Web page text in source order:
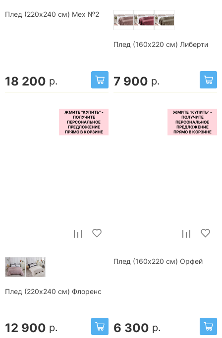
Плед (220x240 см) Мех №2
18 200 р.
Плед (160x220 см) Либерти
7 900 р.
Плед (220x240 см) Флоренс
12 900 р.
Плед (160x220 см) Орфей
6 300 р.